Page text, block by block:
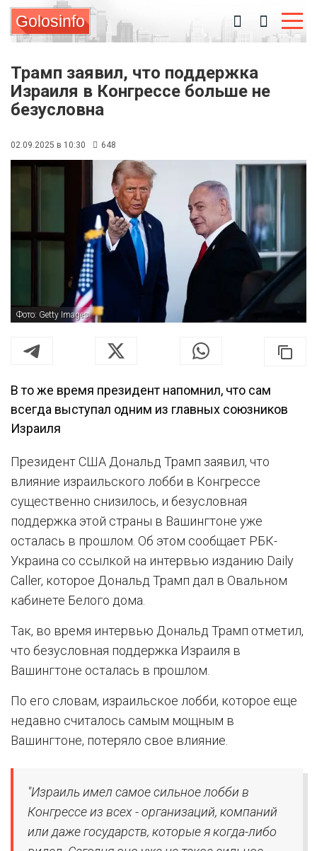
Golosinfo
Трамп заявил, что поддержка
Израиля в Конгрессе больше не
безусловна
02.09.2025 в 10:30 648
Фото: Getty Images
В то же время президент напомнил, что сам
всегда выступал одним из главных союзников
Израиля
Президент США Дональд Трамп заявил, что
влияние израильского лобби в Конгрессе
существенно снизилось, и безусловная
поддержка этой страны в Вашингтоне уже
осталась в прошлом. Об этом сообщает РБК-
Украина со ссылкой на интервью изданию Daily
Caller, которое Дональд Трамп дал в Овальном
кабинете Белого дома.
Так, во время интервью Дональд Трамп отметил,
что безусловная поддержка Израиля в
Вашингтоне осталась в прошлом.
По его словам, израильское лобби, которое еще
недавно считалось самым мощным в
Вашингтоне, потеряло свое влияние.
"Израиль имел самое сильное лобби в
Конгрессе из всех - организаций, компаний
или даже государств, которые я когда-либо